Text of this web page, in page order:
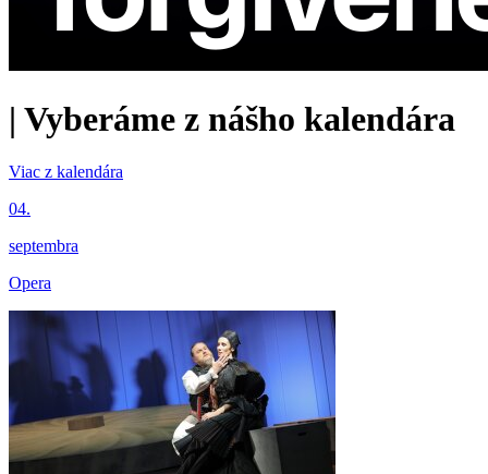
| Vyberáme z nášho kalendára
Viac z kalendára
04.
septembra
Opera